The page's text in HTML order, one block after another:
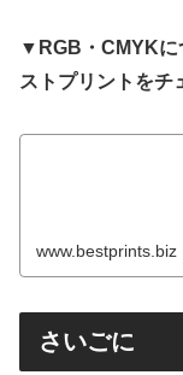
▼RGB・CMYKに
ストプリントをチ
www.bestprints.biz
さいごに